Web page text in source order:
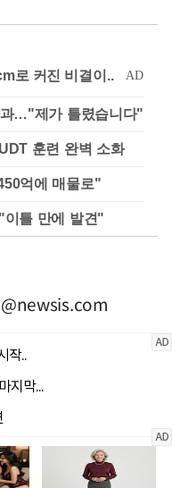
…"제가 틀렸습니다"
훈련 완벽 소화
억에 매물로"
이틀 만에 발견"